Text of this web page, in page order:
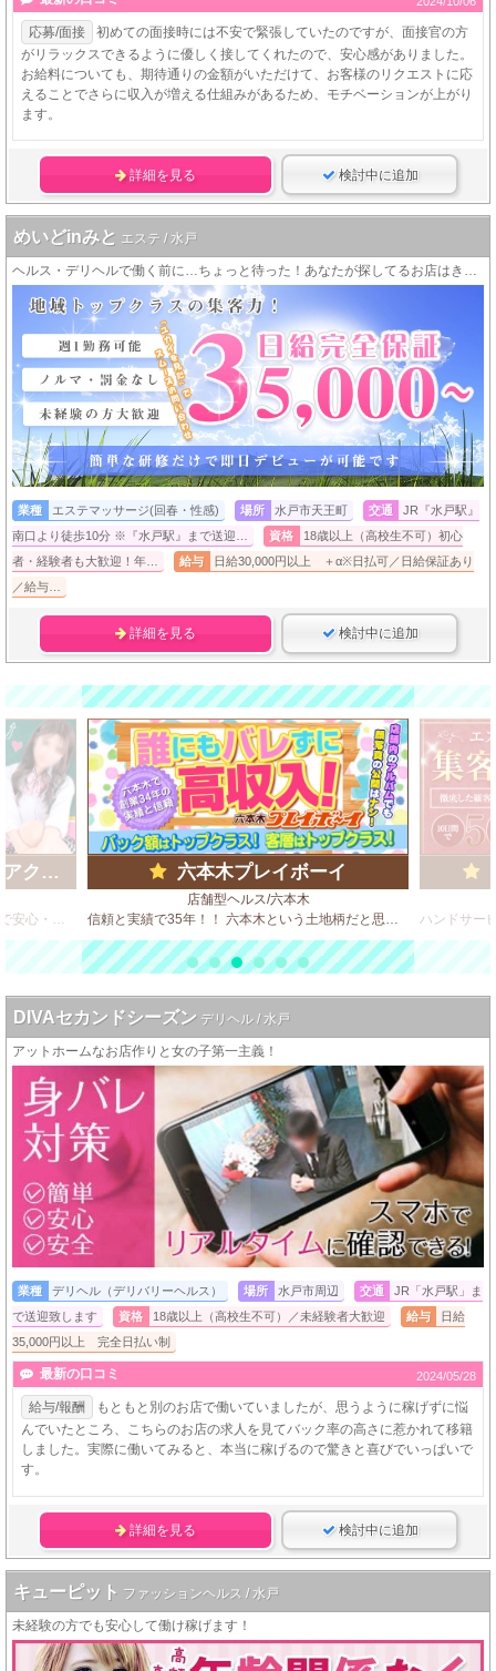
応募/面接
初めての面接時には不安で緊張していたのですが、面接官の方
がリラックスできるように優しく接してくれたので、安心感がありました。
お給料についても、期待通りの金額がいただけて、お客様のリクエストに応
えることでさらに収入が増える仕組みがあるため、モチベーションが上がり
ます。
詳細を見る 検討中に追加
めいどinみと エステ / 水戸
業種 エステマッサージ(回春・性感) 場所 水戸市天王町 交通
JR『水戸駅』
南口より徒歩10分 ※『水戸駅』まで送迎…
資格
18歳以上（高校生不可）初心
者・経験者も大歓迎！年…
給与
日給30,000円以上 ＋α※日払可／日給保証あり
／給与…
詳細を見る 検討中に追加
ープ) 六本木プレイボーイ
店舗型ヘルス/六本木
DIVAセカンドシーズン デリヘル / 水戸
アットホームなお店作りと女の子第一主義！
業種 デリヘル（デリバリーヘルス） 場所 水戸市周辺 交通
JR「水戸駅」ま
で送迎致します
資格 18歳以上（高校生不可）／未経験者大歓迎 給与
日給
35,000円以上 完全日払い制
最新の口コミ 2024/05/28
給与/報酬
もともと別のお店で働いていましたが、思うように稼げずに悩
んでいたところ、こちらのお店の求人を見てバック率の高さに惹かれて移籍
しました。実際に働いてみると、本当に稼げるので驚きと喜びでいっぱいで
す。
詳細を見る 検討中に追加
キューピット ファッションヘルス / 水戸
未経験の方でも安心して働け稼げます！